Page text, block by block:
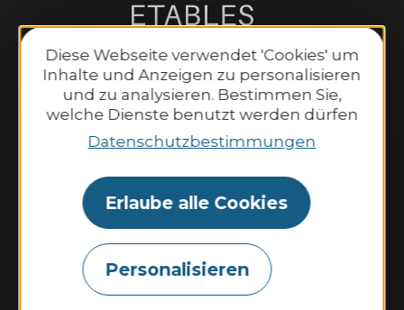
Diese Webseite verwendet 'Cookies' um
Inhalte und Anzeigen zu personalisieren
und zu analysieren. Bestimmen Sie,
welche Dienste benutzt werden dürfen
Datenschutzbestimmungen
Erlaube alle Cookies
Personalisieren
Binic-Etables-sur-Mer Tourismus
6 Place Le Pomellec
Öffnungszeiten:
9:30–13:00 Uhr und 14:00–18:30 Uhr.
Sonntag und an Feiertagen: